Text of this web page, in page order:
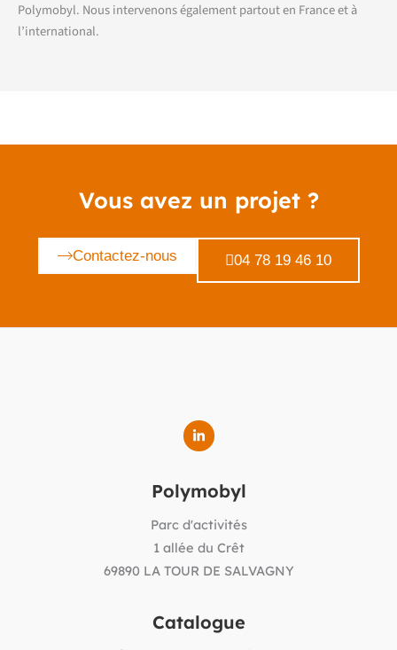
Polymobyl. Nous intervenons également partout en France et à
l’international.
Vous avez un projet ?
Contactez-nous 04 78 19 46 10
Polymobyl
Parc d'activités
1 allée du Crêt
69890 LA TOUR DE SALVAGNY
Catalogue